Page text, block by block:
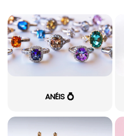
ANÉIS 💍